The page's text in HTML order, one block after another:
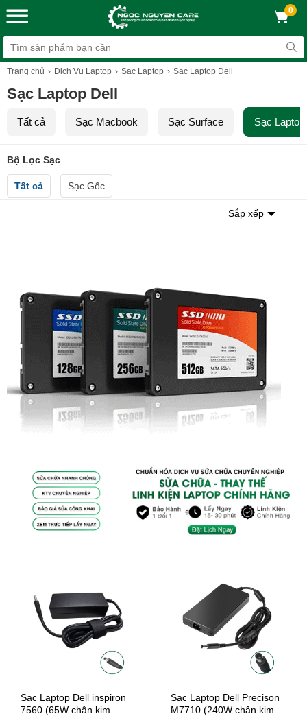
0
Trang chủ Dịch Vụ Laptop Sạc Laptop Sạc Laptop Dell
Sạc Laptop Dell
Tất cả Sạc Macbook Sạc Surface Sạc
Bộ Lọc Sạc
Tất cả Sạc Gốc
Sắp xếp
Sạc Laptop Dell inspiron
7560 (65W chân kim
Sạc Laptop Dell Precison
M7710 (240W chân kim